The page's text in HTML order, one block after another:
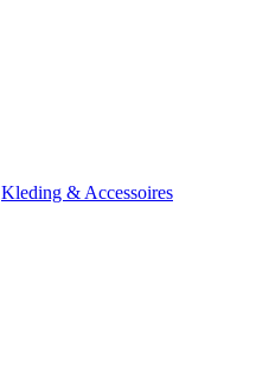
Kleding & Accessoires